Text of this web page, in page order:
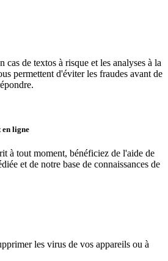
cas de textos à risque et les analyses à la
permettent d'éviter les fraudes avant de
en ligne
à tout moment, bénéficiez de l'aide de
et de notre base de connaissances de
les virus de vos appareils ou à